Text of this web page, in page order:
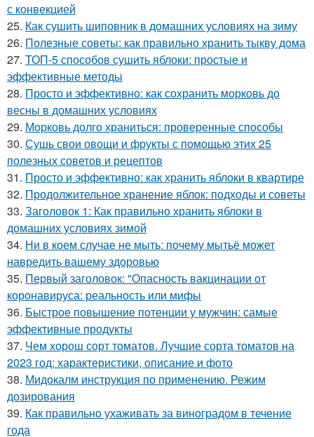
с конвекцией
25. Как сушить шиповник в домашних условиях на зиму
26. Полезные советы: как правильно хранить тыкву дома
27. ТОП-5 способов сушить яблоки: простые и
эффективные методы
28. Просто и эффективно: как сохранить морковь до
весны в домашних условиях
29. Морковь долго храниться: проверенные способы
30. Сушь свои овощи и фрукты с помощью этих 25
полезных советов и рецептов
31. Просто и эффективно: как хранить яблоки в квартире
32. Продолжительное хранение яблок: подходы и советы
33. Заголовок 1: Как правильно хранить яблоки в
домашних условиях зимой
34. Ни в коем случае не мыть: почему мытьё может
навредить вашему здоровью
35. Первый заголовок: "Опасность вакцинации от
коронавируса: реальность или мифы
36. Быстрое повышение потенции у мужчин: самые
эффективные продукты
37. Чем хорош сорт томатов. Лучшие сорта томатов на
2023 год: характеристики, описание и фото
38. Мидокалм инструкция по применению. Режим
дозирования
39. Как правильно ухаживать за виноградом в течение
года